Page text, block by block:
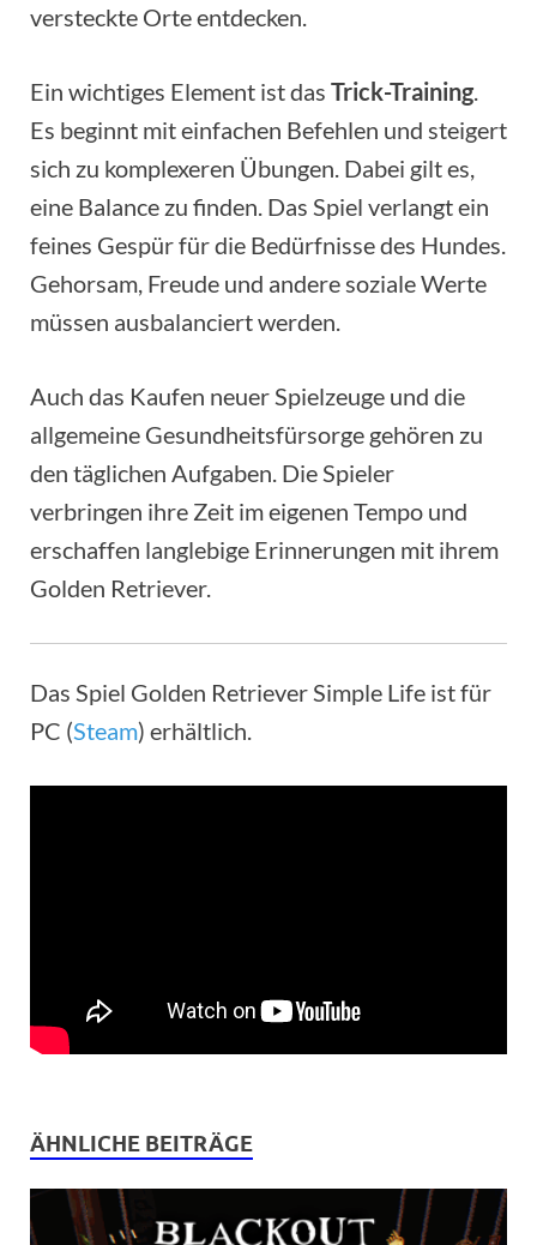
versteckte Orte entdecken.
Ein wichtiges Element ist das Trick-Training.
Es beginnt mit einfachen Befehlen und steigert
sich zu komplexeren Übungen. Dabei gilt es,
eine Balance zu finden. Das Spiel verlangt ein
feines Gespür für die Bedürfnisse des Hundes.
Gehorsam, Freude und andere soziale Werte
müssen ausbalanciert werden.
Auch das Kaufen neuer Spielzeuge und die
allgemeine Gesundheitsfürsorge gehören zu
den täglichen Aufgaben. Die Spieler
verbringen ihre Zeit im eigenen Tempo und
erschaffen langlebige Erinnerungen mit ihrem
Golden Retriever.
Das Spiel Golden Retriever Simple Life ist für
PC (Steam) erhältlich.
ÄHNLICHE BEITRÄGE